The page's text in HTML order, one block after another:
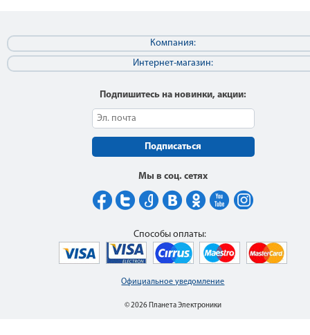
Компания:
Интернет-магазин:
Подпишитесь на новинки, акции:
Подписаться
Мы в соц. сетях
Официальное уведомление
© 2026 Планета Электроники
Способы оплаты: